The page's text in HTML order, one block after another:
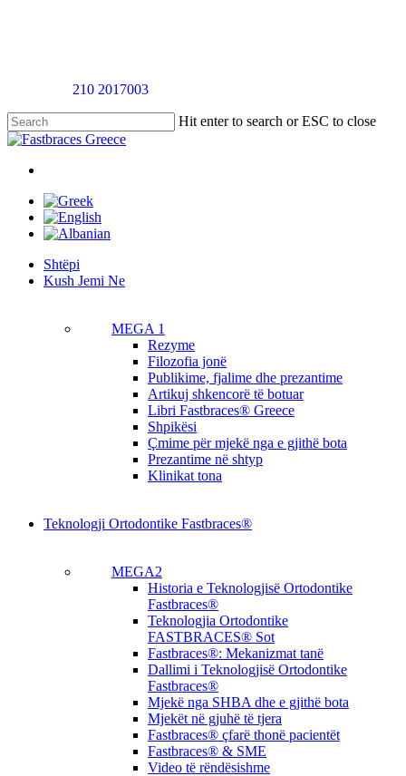
210 2017003
Hit enter to search or ESC to close
Close
Menu
Menu
Shtëpi
Kush Jemi Ne
MEGA 1
Rezyme
Filozofia jonë
Publikime, fjalime dhe prezantime
Artikuj shkencorë të botuar
Libri Fastbraces® Greece
Shpikësi
Çmime për mjekë nga e gjithë bota
Prezantime në shtyp
Klinikat tona
Teknologji Ortodontike Fastbraces®
MEGA2
Historia e Teknologjisë Ortodontike
Fastbraces®
Teknologjia Ortodontike
FASTBRACES® Sot
Fastbraces®: Mekanizmat tanë
Dallimi i Teknologjisë Ortodontike
Fastbraces®
Mjekë nga SHBA dhe e gjithë bota
Mjekët në gjuhë të tjera
Fastbraces® çfarë thonë pacientët
Fastbraces® & SME
Video të rëndësishme